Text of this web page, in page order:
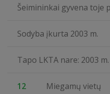
Šeimininkai gyvena toje
Sodyba įkurta 2003 m.
Tapo LKTA nare: 2003 m.
12
Miegamų vietų